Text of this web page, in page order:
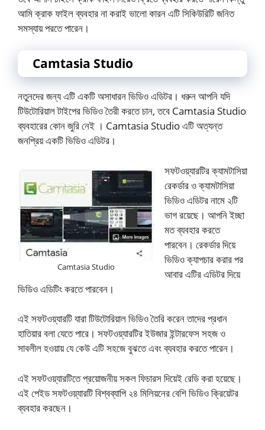
আমি ক্রাক ফাইল ব্যবহার না করাই ভালো কারন এটি সিকিউরিটি জনিত
সমস্যায় পরতে পারেন।
Camtasia Studio
নতুনদের জন্য এটি একটি অসাধারন ভিডিও এডিটর। ধরুন আপনি যদি
টিউটোরিয়াল টাইপের ভিডিও তৈরী করতে চান, তবে Camtasia Studio
ব্যবহারের কোন জুরি নেই । Camtasia Studio এটি অত্যন্ত
জনপ্রিয় একটি ভিডিও এডিটর।
Camtasia Studio
সফটওয়্যারটির ক্যামটাসিয়া
রেকর্ডার ও ক্যামটাসিয়া
ভিডিও এডিটর নামে ২টি
ভাগ রয়েছে। আপনি ইচ্ছা
মত ব্যবহার করতে
পারবেন। রেকর্ডার দিয়ে
ভিডিও ক্যাপচার করার পর
আবার এটির এডিটর দিয়ে
ভিডিও এডিটিং করতে পারবেন।
এই সফটওয়্যারটি যারা টিউটোরিয়াল ভিডিও তৈরি করেন তাদের প্রধান
হাতিয়ার বলা যেতে পারে। সফটওয়্যারটির ইউজার ইন্টারফেস সহজ ও
সাবলীল হওয়ায় যে কেউ এটি সহজে বুঝতে এবং ব্যবহার করতে পারেন।
এই সফটওয়্যারটিতে প্রয়োজনীয় সকল ফিচারস দিয়েই রেডি করা হয়েছে।
এই পেইড সফটওয়্যারটি বিশ্বব্যাপি ২৪ মিলিয়নের বেশি ভিডিও ক্রিয়েটর
ব্যবহার করছেন।